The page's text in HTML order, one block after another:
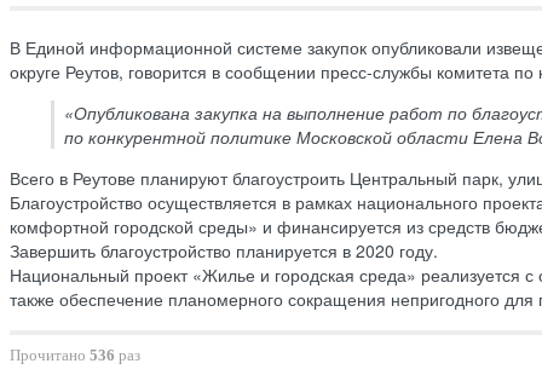
В Единой информационной системе закупок опубликовали
округе Реутов, говорится в сообщении пресс-службы комитета
«Опубликована закупка на выполнение работ по
по конкурентной политике Московской области Елена
Всего в Реутове планируют благоустроить Центральный парк,
Благоустройство осуществляется в рамках национального
комфортной городской среды» и финансируется из средств
Завершить благоустройство планируется в 2020 году.
Национальный проект «Жилье и городская среда» реализуется
также обеспечение планомерного сокращения непригодного
Прочитано 536 раз